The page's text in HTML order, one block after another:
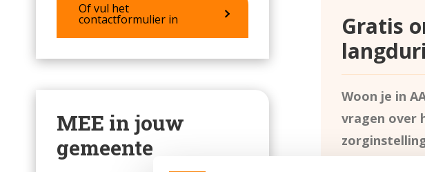
Of vul het
contactformulier in
MEE in jouw
gemeente
Gratis
Woon je in
vragen over